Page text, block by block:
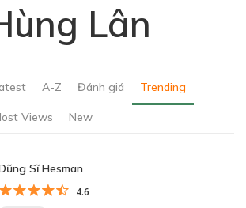
Lân
A-Z Đánh giá Trending
Views New
Sĩ Hesman
4.6